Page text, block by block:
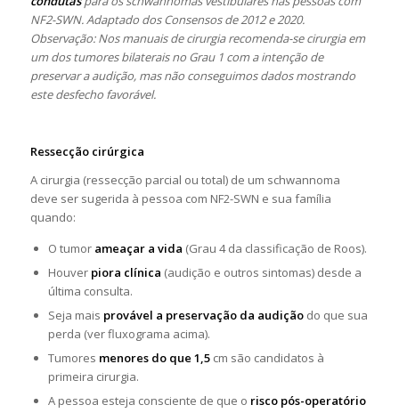
NF2-SWN. Adaptado dos Consensos de 2012 e 2020.
Observação: Nos manuais de cirurgia recomenda-se cirurgia em
um dos tumores bilaterais no Grau 1 com a intenção de
preservar a audição, mas não conseguimos dados mostrando
este desfecho favorável.
Ressecção cirúrgica
A cirurgia (ressecção parcial ou total) de um schwannoma
deve ser sugerida à pessoa com NF2-SWN e sua família
quando:
O tumor ameaçar a vida (Grau 4 da classificação de Roos).
Houver piora clínica (audição e outros sintomas) desde a
última consulta.
Seja mais provável a preservação da audiçãodo que sua
perda (ver fluxograma acima).
Tumores menores do que 1,5cm são candidatos à
primeira cirurgia.
A pessoa esteja consciente de que o risco pós-operatório